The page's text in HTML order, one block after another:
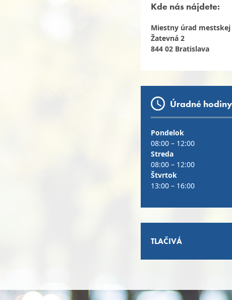
Kde nás nájdete:
Miestny úrad
Žatevná 2
844 02 Bratislava
Úradné hodiny
Pondelok
08:00 – 12:00
Streda
08:00 – 12:00
Štvrtok
13:00 – 16:00
TLAČIVÁ